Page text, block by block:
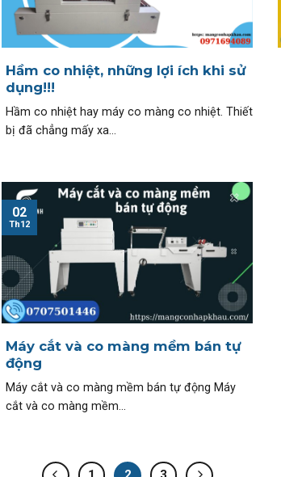
Hầm co nhiệt, những lợi ích khi sử
dụng!!!
Hầm co nhiệt hay máy co màng co nhiệt. Thiết
bị đã chẳng mấy xa...
Máy cắt và co màng mềm bán tự
động
Máy cắt và co màng mềm bán tự động Máy
cắt và co màng mềm...
02
Th12